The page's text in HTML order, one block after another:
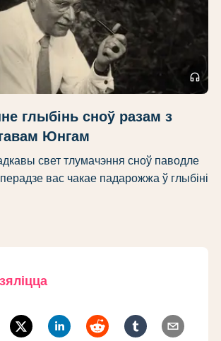
headphones
глыбінь сноў разам з
Юнгам
свет тлумачэння сноў паводле
вас чакае падарожжа ў глыбіні